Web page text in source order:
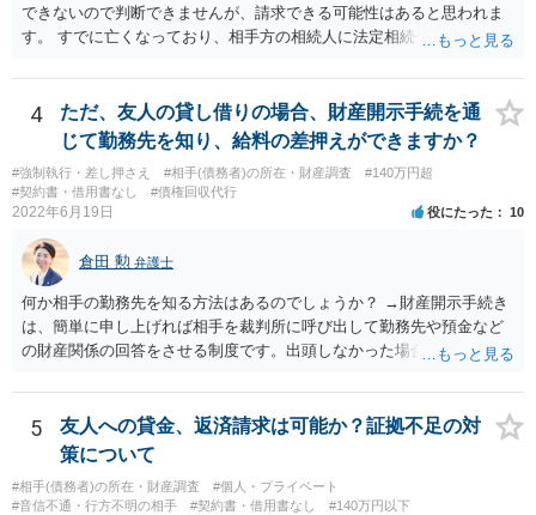
できないので判断できませんが、請求できる可能性はあると思われま
す。 すでに亡くなっており、相手方の相続人に法定相続分に応じて請
が難しくなります。 お早めに相続人に請求していくか、それが難しい
場合は、弁護士に相談されるのがよろしいかと思います。
4
ただ、友人の貸し借りの場合、財産開示手続を通
じて勤務先を知り、給料の差押えができますか？
#強制執行・差し押さえ #相手(債務者)の所在・財産調査
#140万円超
#契約書・借用書なし
#債権回収代行
2022年6月19日 役にたった 10
倉田 勲 弁護士
何か相手の勤務先を知る方法はあるのでしょうか？ →財産開示手続き
は、簡単に申し上げれば相手を裁判所に呼び出して勤務先や預金など
の財産関係の回答をさせる制度です。出頭しなかった場合や虚偽の回
で相手を呼び出して回答させることで勤務先を知ることができます。
財産開示手続きは確定判決があれば可能ですので、ご指摘のような請
求権がなければ利用できない制度というわけではありません。そのよ
うな請求権がないと利用できないのは第三者に対する情報取得手続き
というものです。
5
友人への貸金、返済請求は可能か？証拠不足の対
策について
#相手(債務者)の所在・財産調査
#個人・プライベート
#音信不通・行方不明の相手
#契約書・借用書なし #140万円以下